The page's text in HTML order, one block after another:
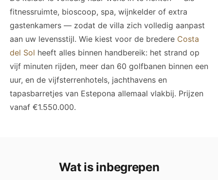
fitnessruimte, bioscoop, spa, wijnkelder of extra
gastenkamers — zodat de villa zich volledig aanpast
aan uw levensstijl. Wie kiest voor de bredere Costa
del Sol heeft alles binnen handbereik: het strand op
vijf minuten rijden, meer dan 60 golfbanen binnen een
uur, en de vijfsterrenhotels, jachthavens en
tapasbarretjes van Estepona allemaal vlakbij. Prijzen
vanaf €1.550.000.
Wat is inbegrepen